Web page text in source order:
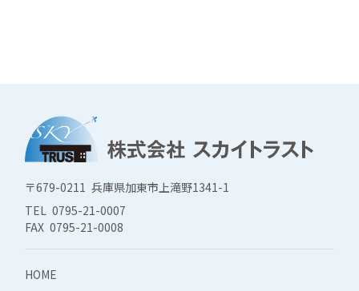
〒679-0211 兵庫県加東市上滝野1341-1
TEL 0795-21-0007
FAX 0795-21-0008
HOME